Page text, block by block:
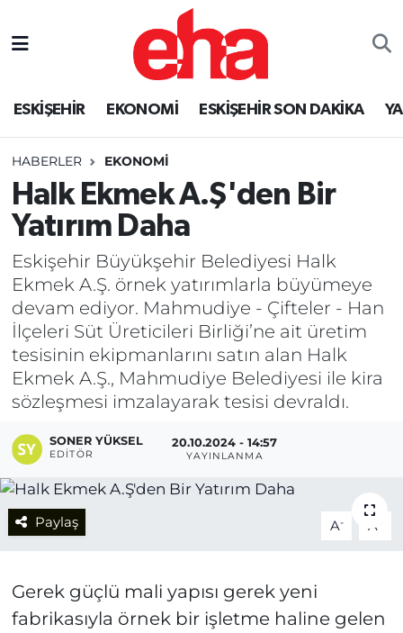
ESKİŞEHİR EKONOMİ ESKİŞEHİR SON DAKİKA
HABERLER EKONOMİ
Halk Ekmek A.Ş'den Bir
Yatırım Daha
Eskişehir Büyükşehir Belediyesi Halk
Ekmek A.Ş. örnek yatırımlarla büyümeye
devam ediyor. Mahmudiye - Çifteler - Han
İlçeleri Süt Üreticileri Birliği’ne ait üretim
tesisinin ekipmanlarını satın alan Halk
Ekmek A.Ş., Mahmudiye Belediyesi ile kira
sözleşmesi imzalayarak tesisi devraldı.
SONER YÜKSEL
EDITÖR
20.10.2024 - 14:57
YAYINLANMA
Paylaş A- A +
Gerek güçlü mali yapısı gerek yeni
fabrikasıyla örnek bir işletme haline gelen